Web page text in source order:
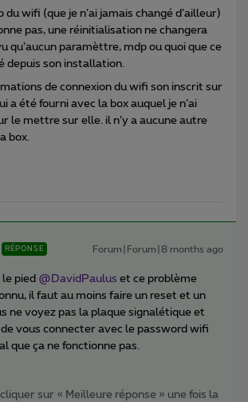
du wifi (que je n’ai jamais changé d’ailleur)
pas, une réinitialisation ne changera
qu’aucun paramèttre, mdp ou quoi que ce
depuis son installation.
de connexion du wifi son inscrit sur
a été fourni avec la box auquel je n’ai
le mettre sur elle. il n’y a aucune autre
box.
RÉPONSE Forum|Forum|8 months ago
pied @DavidPaulus et ce problème
il faut au moins faire un reset et un
ne voyez pas la plaque signalétique et
vous connecter avec le password wifi
que ça ne fonctionne pas.
cliquer sur « Meilleure réponse » une fois la